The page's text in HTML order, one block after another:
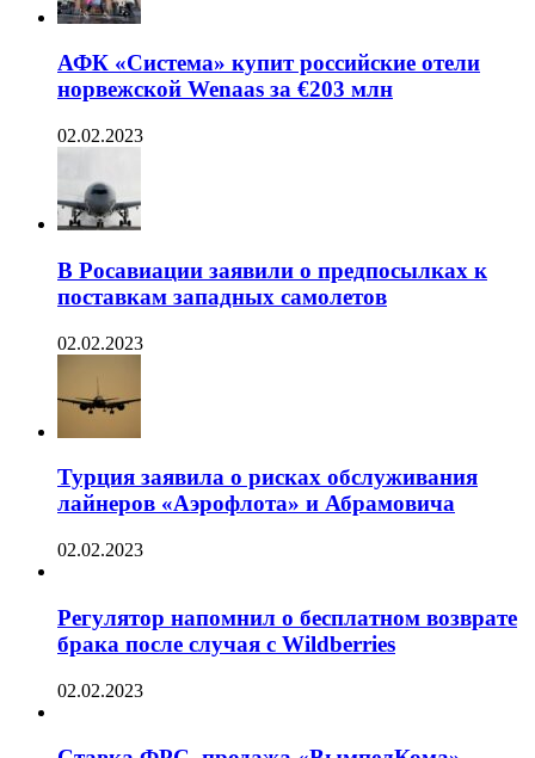
АФК «Система» купит российские отели
норвежской Wenaas за €203 млн
02.02.2023
В Росавиации заявили о предпосылках к
поставкам западных самолетов
02.02.2023
Турция заявила о рисках обслуживания
лайнеров «Аэрофлота» и Абрамовича
02.02.2023
Регулятор напомнил о бесплатном возврате
брака после случая с Wildberries
02.02.2023